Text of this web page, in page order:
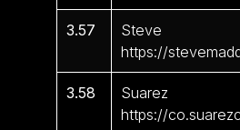
3.57
Steve
https://
3.58
https://